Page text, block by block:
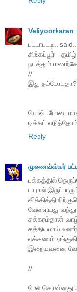
Veliyoorkaran
பட்டாபட்டி.. said...
சிங்கப்பூர்
நடத்தும்
//
இது
யோவ்..போன
டிக்கட்
Reply
முனைவ்வ்வர்
பக்கத்தில்
பாரமல்
விக்கித்தி
வேளையது வந்து
சக்கரம்தான்
சத்தியமாய்
எக்கணம்
இறையவனை
//
மேல சொன்னது